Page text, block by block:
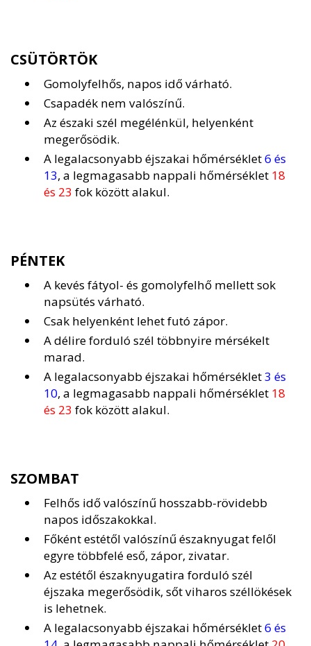
CSÜTÖRTÖK
Gomolyfelhős, napos idő várható.
Csapadék nem valószínű.
Az északi szél megélénkül, helyenként
megerősödik.
A legalacsonyabb éjszakai hőmérséklet6 és
13, a legmagasabb nappali hőmérséklet 18
és 23 fok között alakul.
PÉNTEK
A kevés fátyol- és gomolyfelhő mellett sok
napsütés várható.
Csak helyenként lehet futó zápor.
A délire forduló szél többnyire mérsékelt
marad.
A legalacsonyabb éjszakai hőmérséklet3 és
10, a legmagasabb nappali hőmérséklet 18
és 23 fok között alakul.
SZOMBAT
Felhős idő valószínű hosszabb-rövidebb
napos időszakokkal.
Főként estétől valószínű északnyugat felől
egyre többfelé eső, zápor, zivatar.
Az estétől északnyugatira forduló szél
éjszaka megerősödik, sőt viharos széllökések
is lehetnek.
A legalacsonyabb éjszakai hőmérséklet6 és